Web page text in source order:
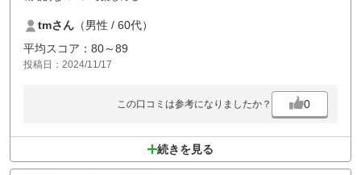
tmさん （男性 / 60代）
平均スコア：80～89
投稿日：2024/11/17
この口コミは参考になりましたか？ 0
続きを見る